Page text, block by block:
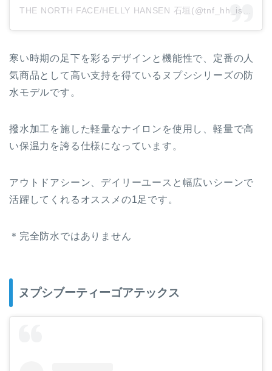
THE NORTH FACE/HELLY HANSEN 石垣(@tnf_hh_ishigaki)がシェアした投稿
寒い時期の足下を彩るデザインと機能性で、定番の人
気商品として高い支持を得ているヌプシシリーズの防
水モデルです。
撥水加工を施した軽量なナイロンを使用し、軽量で高
い保温力を誇る仕様になっています。
アウトドアシーン、デイリーユースと幅広いシーンで
活躍してくれるオススメの1足です。
＊完全防水ではありません
ヌプシブーティーゴアテックス